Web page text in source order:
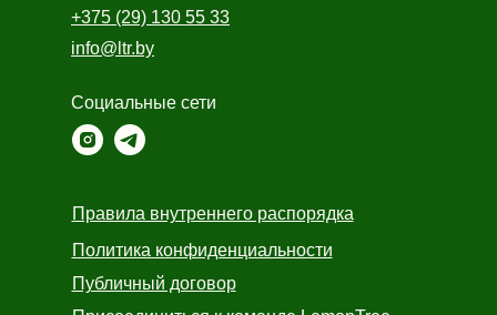
Социальные сети
+375 (29) 130 55 33
info@ltr.by
Правила внутреннего распорядка
Политика конфиденциальности
Публичный договор